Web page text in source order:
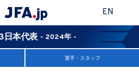
EN
日本代表 - 2024年 -
選手・スタッフ